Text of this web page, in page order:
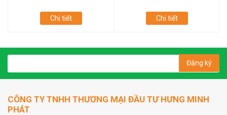
Chi tiết Chi tiết
Đăng ký
CÔNG TY TNHH THƯƠNG MẠI ĐẦU TƯ HƯNG MINH
PHÁT